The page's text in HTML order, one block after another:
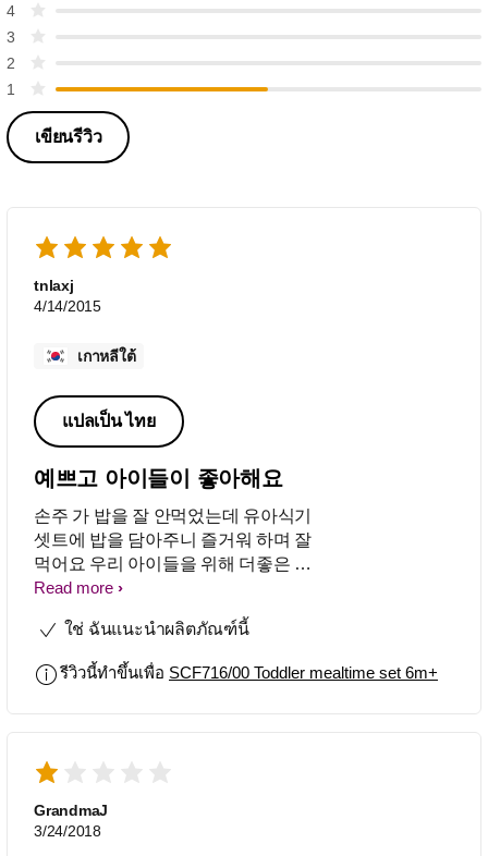
4
3
2
1
เขียนรีวิว
tnlaxj
4/14/2015
เกาหลีใต้
แปลเป็น ไทย
예쁘고 아이들이 좋아해요
손주 가 밥을 잘 안먹었는데 유아식기
셋트에 밥을 담아주니 즐거워 하며 잘
먹어요 우리 아이들을 위해 더좋은 제
품 많이 만들어 주세요
Read more
ใช่ ฉันแนะนำผลิตภัณฑ์นี้
รีวิวนี้ทำขึ้นเพื่อ SCF716/00 Toddler mealtime set 6m+
GrandmaJ
3/24/2018